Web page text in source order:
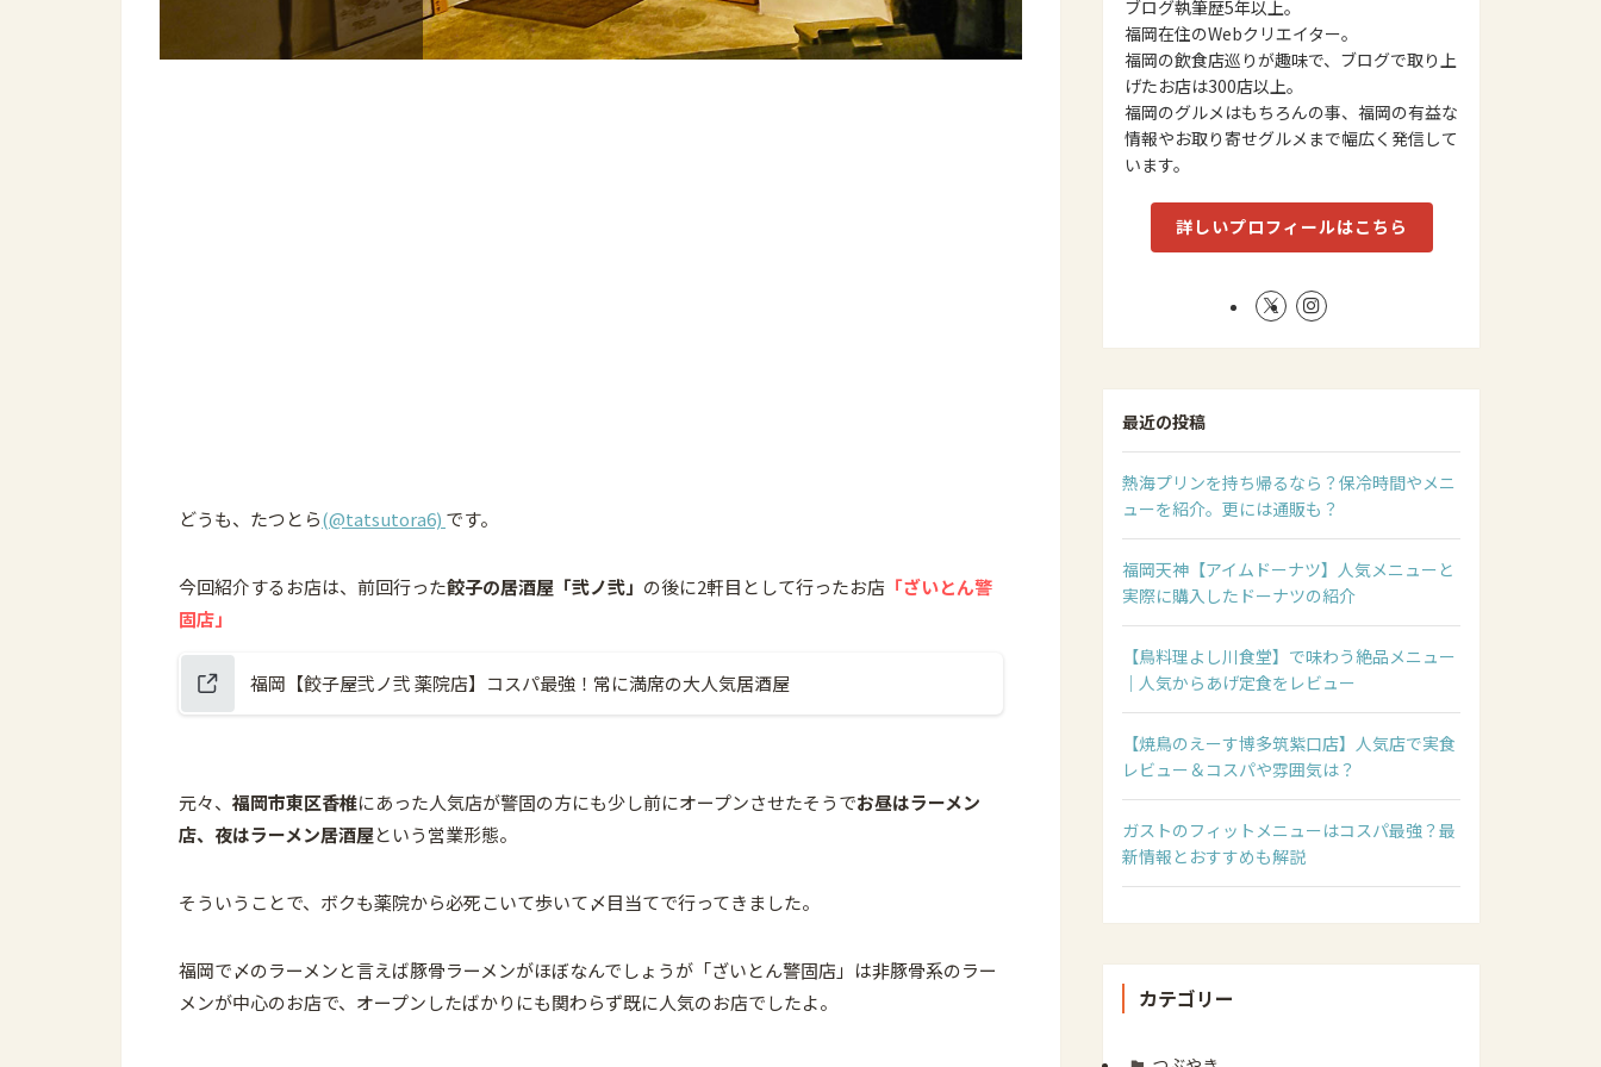
どうも、たつとら(@tatsutora6) です。
今回紹介するお店は、前回行った餃子の居酒屋「弐ノ弐」 の後に2軒目として行ったお店 「ざいとん警
固店」
福岡【餃子屋弐ノ弐 薬院店】コスパ最強！常に満席の大人気居酒屋
元々、 福岡市東区香椎にあった人気店が警固の方にも少し前にオープンさせたそうでお昼はラーメン
店、夜はラーメン居酒屋という営業形態。
そういうことで、ボクも薬院から必死こいて歩いて〆目当てで行ってきました。
福岡で〆のラーメンと言えば豚骨ラーメンがほぼなんでしょうが「ざいとん警固店」は非豚骨系のラー
メンが中心のお店で、オープンしたばかりにも関わらず既に人気のお店でしたよ。
ブログ執筆歴5年以上。
福岡在住のWebクリエイター。
福岡の飲食店巡りが趣味で、ブログで取り上
げたお店は300店以上。
福岡のグルメはもちろんの事、福岡の有益な
情報やお取り寄せグルメまで幅広く発信して
います。
詳しいプロフィールはこちら
最近の投稿
熱海プリンを持ち帰るなら？保冷時間やメニ
ューを紹介。更には通販も？
福岡天神【アイムドーナツ】人気メニューと
実際に購入したドーナツの紹介
【鳥料理よし川食堂】で味わう絶品メニュー
｜人気からあげ定食をレビュー
【焼鳥のえーす博多筑紫口店】人気店で実食
レビュー＆コスパや雰囲気は？
ガストのフィットメニューはコスパ最強？最
新情報とおすすめも解説
カテゴリー